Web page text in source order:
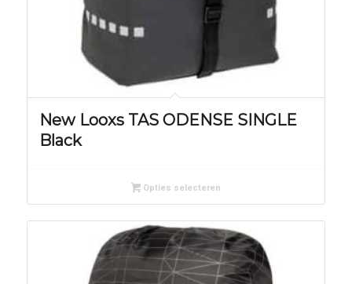
New Looxs TAS ODENSE SINGLE
Black
Opties selecteren